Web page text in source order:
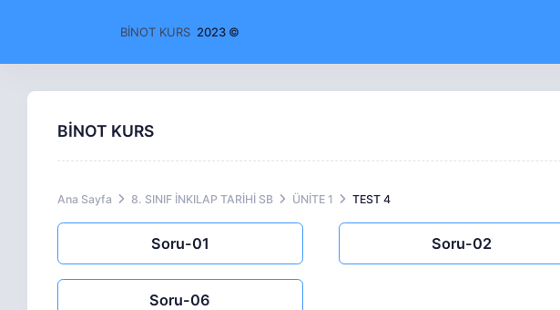
BİNOT KURS 2023 ©
BİNOT KURS
Ana Sayfa 8. SINIF İNKILAP TARİHİ SB ÜNİTE 1 TEST 4
Soru-01 Soru-02
Soru-06